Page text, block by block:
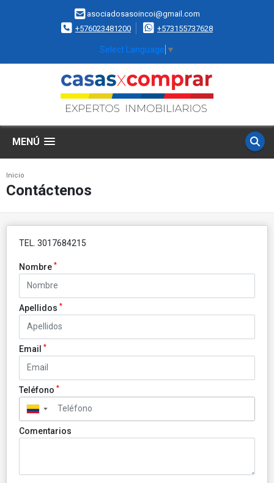
asociadosasoincoi@gmail.com
+576023481200
+573155737628
Select Language ▼
MENÚ
Inicio
Contáctenos
TEL. 3017684215
Nombre *
Apellidos *
Email *
Teléfono *
▼
Comentarios